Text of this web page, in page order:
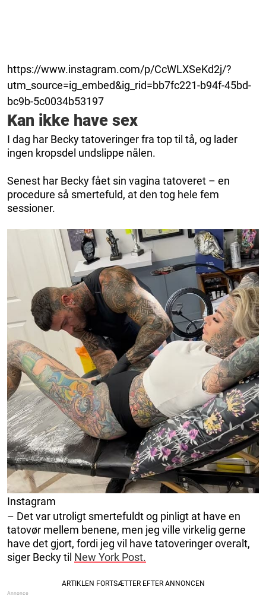
https://www.instagram.com/p/CcWLXSeKd2j/?
utm_source=ig_embed&ig_rid=bb7fc221-b94f-45bd-
bc9b-5c0034b53197
Kan ikke have sex
I dag har Becky tatoveringer fra top til tå, og lader
ingen kropsdel ​​undslippe nålen.
Senest har Becky fået sin vagina tatoveret – en
procedure så smertefuld, at den tog hele fem
sessioner.
Instagram
– Det var utroligt smertefuldt og pinligt at have en
tatovør mellem benene, men jeg ville virkelig gerne
have det gjort, fordi jeg vil have tatoveringer overalt,
siger Becky til New York Post.